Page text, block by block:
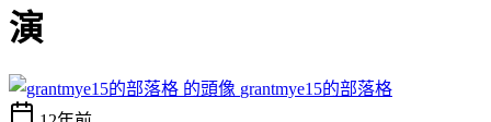
演
grantmye15的部落格